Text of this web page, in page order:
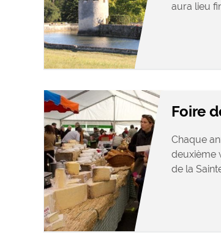
aura lieu
Foire
Chaque
deuxième
de la